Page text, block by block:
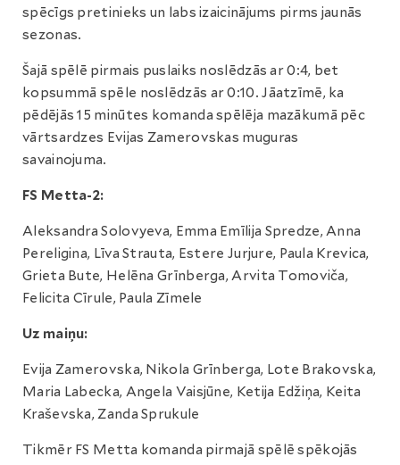
spēcīgs pretinieks un labs izaicinājums pirms jaunās
sezonas.
Šajā spēlē pirmais puslaiks noslēdzās ar 0:4, bet
kopsummā spēle noslēdzās ar 0:10. Jāatzīmē, ka
pēdējās 15 minūtes komanda spēlēja mazākumā pēc
vārtsardzes Evijas Zamerovskas muguras
savainojuma.
FS Metta-2:
Aleksandra Solovyeva, Emma Emīlija Spredze, Anna
Pereligina, Līva Strauta, Estere Jurjure, Paula Krevica,
Grieta Bute, Helēna Grīnberga, Arvita Tomoviča,
Felicita Cīrule, Paula Zīmele
Uz maiņu:
Evija Zamerovska, Nikola Grīnberga, Lote Brakovska,
Maria Labecka, Angela Vaisjūne, Ketija Edžiņa, Keita
Kraševska, Zanda Sprukule
Tikmēr FS Metta komanda pirmajā spēlē spēkojās